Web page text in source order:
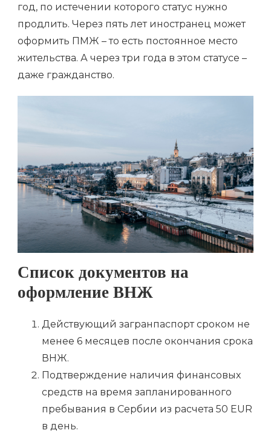
год, по истечении которого статус нужно
продлить. Через пять лет иностранец может
оформить ПМЖ – то есть постоянное место
жительства. А через три года в этом статусе –
даже гражданство.
Список документов на
оформление ВНЖ
Действующий загранпаспорт сроком не
менее 6 месяцев после окончания срока
ВНЖ.
Подтверждение наличия финансовых
средств на время запланированного
пребывания в Сербии из расчета 50 EUR
в день.